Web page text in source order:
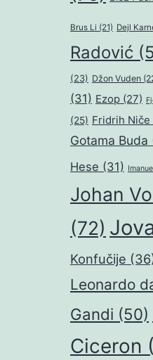
Brus Li (21) Dejl
Radović
(23) Džon Vuden
(31) Ezop (27)
(25) Fridrih Niče
Gotama Buda
Hese (31)
Johan
(72)
Konfučije
Leonardo
Gandi (50)
Ciceron